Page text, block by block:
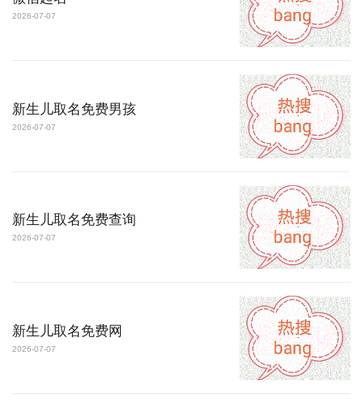
2026-07-07
新生儿取名免费男孩
2026-07-07
新生儿取名免费查询
2026-07-07
新生儿取名免费网
2026-07-07